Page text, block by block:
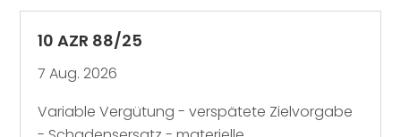
10 AZR 88/25
7 Aug. 2026
Variable Vergütung - verspätete Zielvorgabe